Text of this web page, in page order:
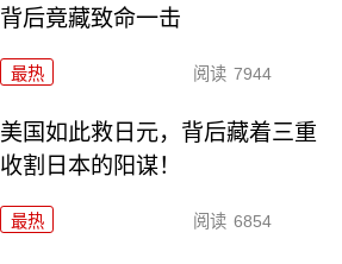
背后竟藏致命一击
最热 阅读 7944
美国如此救日元，背后藏着三重
收割日本的阳谋！
最热 阅读 6854